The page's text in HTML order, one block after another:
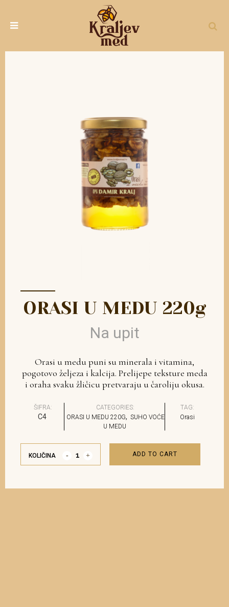
ORASI U MEDU 220g
Na upit
Orasi u medu puni su minerala i vitamina,
pogotovo željeza i kalcija. Prelijepe teksture meda
i oraha svaku žličicu pretvaraju u čaroliju okusa.
ŠIFRA:
C4
CATEGORIES:
ORASI U MEDU 220G, SUHO VOĆE
U MEDU
TAG:
Orasi
KOLIČINA ADD TO CART